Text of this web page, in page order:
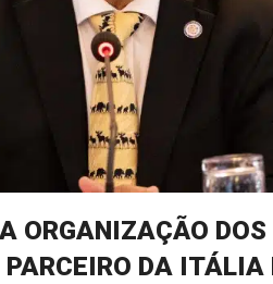
ORGANIZAÇÃO
DA ITÁLIA